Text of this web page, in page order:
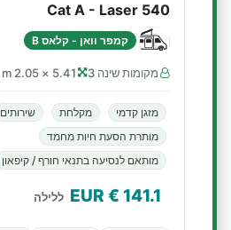
Cat A - Laser 540
קמפר וואן - קלאס B
מקומות שינה 3 5.41 × 2.05 m
מזגן קדמי מקלחת
שירותים
מותרת הסעת חיות מחמד
מותאם לנסיעה בתנאי חורף / קיפאון
141.1
€ EUR ללילה